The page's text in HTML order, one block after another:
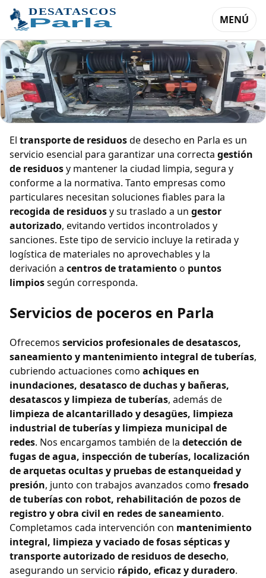
MENÚ
Transporte de residuos de desecho
en Parla
El transporte de residuosde desecho en Parla es un
servicio esencial para garantizar una correcta gestión
de residuosy mantener la ciudad limpia, segura y
conforme a la normativa. Tanto empresas como
particulares necesitan soluciones fiables para la
recogida de residuosy su traslado a un gestor
autorizado, evitando vertidos incontrolados y
sanciones. Este tipo de servicio incluye la retirada y
logística de materiales no aprovechables y la
derivación a centros de tratamientoo puntos
limpiossegún corresponda.
Servicios de poceros en Parla
Ofrecemos servicios profesionales de desatascos,
saneamiento y mantenimiento integral de tuberías,
cubriendo actuaciones como achiques en
inundaciones, desatasco de duchas y bañeras,
desatascos y limpieza de tuberías, además de
limpieza de alcantarillado y desagües, limpieza
industrial de tuberías y limpieza municipal de
redes. Nos encargamos también de la detección de
fugas de agua, inspección de tuberías, localización
de arquetas ocultas y pruebas de estanqueidad y
presión, junto con trabajos avanzados como fresado
de tuberías con robot, rehabilitación de pozos de
registro y obra civil en redes de saneamiento.
Completamos cada intervención con mantenimiento
integral, limpieza y vaciado de fosas sépticas y
transporte autorizado de residuos de desecho,
asegurando un servicio rápido, eficaz y duradero.